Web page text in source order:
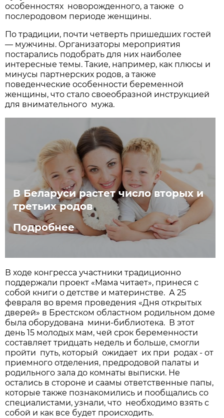
особенностях новорожденного, а также о
послеродовом периоде женщины.
По традиции, почти четверть пришедших гостей
— мужчины. Организаторы мероприятия
постарались подобрать для них наиболее
интересные темы. Такие, например, как плюсы и
минусы партнерских родов, а также
поведенческие особенности беременной
женщины, что стало своеобразной инструкцией
для внимательного мужа.
В Беларуси растет число вторых и
третьих родов
Подробнее
В ходе конгресса участники традиционно
поддержали проект «Мама читает», принеся с
собой книги о детстве и материнстве. А 25
февраля во время проведения «Дня открытых
дверей» в Брестском областном родильном доме
была оборудована мини-библиотека. В этот
день 15 молодых мам, чей срок беременности
составляет тридцать недель и больше, смогли
пройти путь, который ожидает их при родах - от
приемного отделения, предродовой палаты и
родильного зала до комнаты выписки. Не
остались в стороне и саамы ответственные папы,
которые также познакомились и пообщались со
специалистами, узнали, что необходимо взять с
собой и как все будет происходить.